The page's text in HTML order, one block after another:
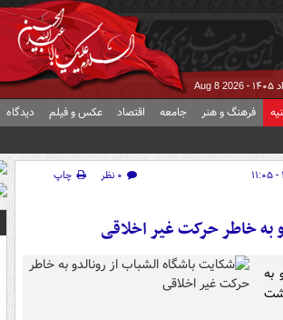
Aug 8 2026
فرهنگ و هنر جامعه اقتصاد عکس و فیلم دیدگاه
۰ نظر
چاپ
به خاطر حرکت غیر اخلاقی
به